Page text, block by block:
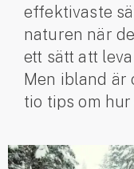
Snöskoterförsäkring
ATV-försäkring
Släpvagnsförsäkring
Husvagnsförsäkring
Motorcykel
effektivaste
naturen när
ett sätt att
Men ibland är
tio tips om